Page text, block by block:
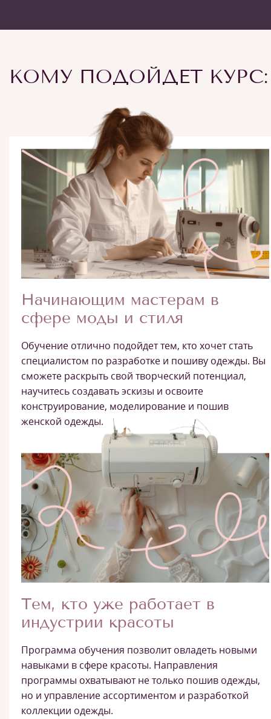
КОМУ ПОДОЙДЕТ КУРС:
Начинающим мастерам в
сфере моды и стиля
Обучение отлично подойдет тем, кто хочет стать
специалистом по разработке и пошиву одежды. Вы
сможете раскрыть свой творческий потенциал,
научитесь создавать эскизы и освоите
конструирование, моделирование и пошив
женской одежды.
Тем, кто уже работает в
индустрии красоты
Программа обучения позволит овладеть новыми
навыками в сфере красоты. Направления
программы охватывают не только пошив одежды,
но и управление ассортиментом и разработкой
коллекции одежды.